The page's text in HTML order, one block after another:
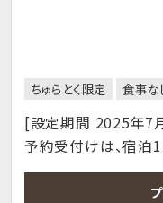
ちゅらとく限定 食事な
[設定期間 2025年7
予約受付けは、宿泊